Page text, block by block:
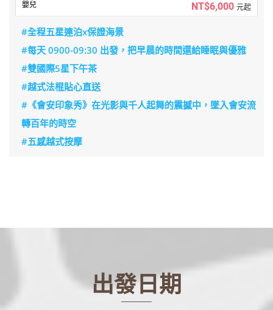
NT$6,000 元起
#全程五星連泊x保證海景
#每天 0900-09:30 出發，把早晨的時間還給睡眠與優雅
#雙國際5星下午茶
#越式法棍貼心直送
#《會安印象秀》在光影與千人起舞的震撼中，墜入會安流
轉百年的時空
#五感越式按摩
出發日期